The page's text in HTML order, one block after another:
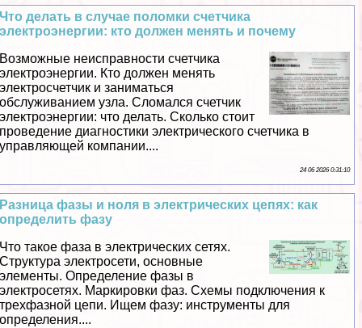
Что делать в случае поломки счетчика
электроэнергии: кто должен менять и почему
Возможные неисправности счетчика
электроэнергии. Кто должен менять
электросчетчик и заниматься
обслуживанием узла. Сломался счетчик
электроэнергии: что делать. Сколько стоит
проведение диагностики электрического счетчика в
управляющей компании....
24 06 2026 0:31:10
Разница фазы и ноля в электрических цепях: как
определить фазу
Что такое фаза в электрических сетях.
Структура электросети, основные
элементы. Определение фазы в
электросетях. Маркировки фаз. Схемы подключения к
трехфазной цепи. Ищем фазу: инструменты для
определения....